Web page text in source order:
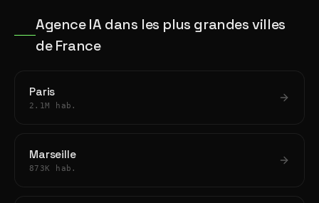
Agence IA dans les plus grandes villes
de France
Paris
2.1M hab.
Marseille
873K hab.